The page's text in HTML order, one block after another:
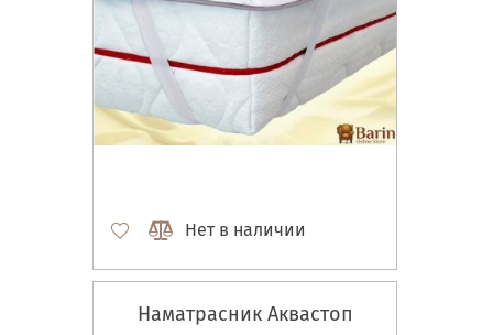
Нет в наличии
Наматрасник Аквастоп